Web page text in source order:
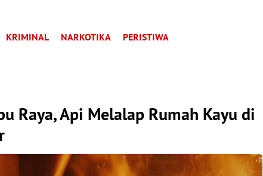
KRIMINAL NARKOTIKA PERISTIWA
Raya, Api Melalap Rumah Kayu di